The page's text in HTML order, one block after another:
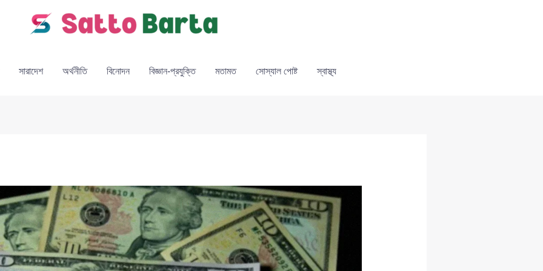
সারাদেশ অর্থনীতি বিনোদন বিজ্ঞান-প্রযুক্তি মতামত সোস্যাল পোষ্ট স্বাস্থ্য